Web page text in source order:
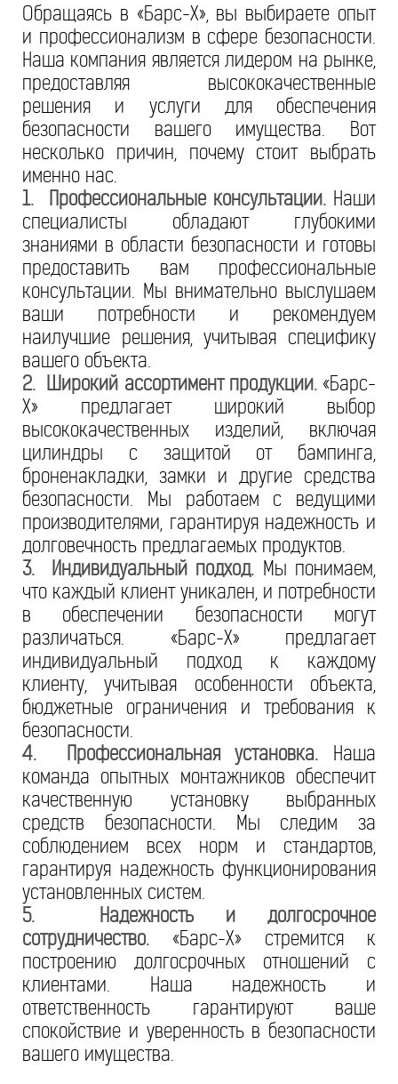
Обращаясь в «Барс-Х», вы выбираете опыт
и профессионализм в сфере безопасности.
Наша компания является лидером на рынке,
предоставляя высококачественные
решения и услуги для обеспечения
безопасности вашего имущества. Вот
несколько причин, почему стоит выбрать
именно нас.
1. Профессиональные консультации.Наши
специалисты обладают глубокими
знаниями в области безопасности и готовы
предоставить вам профессиональные
консультации. Мы внимательно выслушаем
ваши потребности и рекомендуем
наилучшие решения, учитывая специфику
вашего объекта.
2. Широкий ассортимент продукции.«Барс-
Х» предлагает широкий выбор
высококачественных изделий, включая
цилиндры с защитой от бампинга,
броненакладки, замки и другие средства
безопасности. Мы работаем с ведущими
производителями, гарантируя надежность и
долговечность предлагаемых продуктов.
3. Индивидуальный подход. Мы понимаем,
что каждый клиент уникален, и потребности
в обеспечении безопасности могут
различаться. «Барс-Х» предлагает
индивидуальный подход к каждому
клиенту, учитывая особенности объекта,
бюджетные ограничения и требования к
безопасности.
4. Профессиональная установка. Наша
команда опытных монтажников обеспечит
качественную установку выбранных
средств безопасности. Мы следим за
соблюдением всех норм и стандартов,
гарантируя надежность функционирования
установленных систем.
5. Надежность и долгосрочное
сотрудничество. «Барс-Х» стремится к
построению долгосрочных отношений с
клиентами. Наша надежность и
ответственность гарантируют ваше
спокойствие и уверенность в безопасности
вашего имущества.